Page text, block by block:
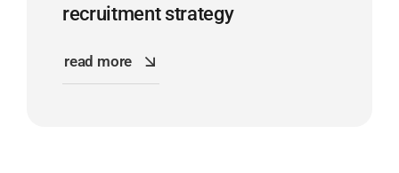
recruitment strategy
read more